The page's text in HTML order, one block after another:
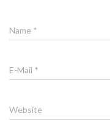
Name *
E-Mail *
Website